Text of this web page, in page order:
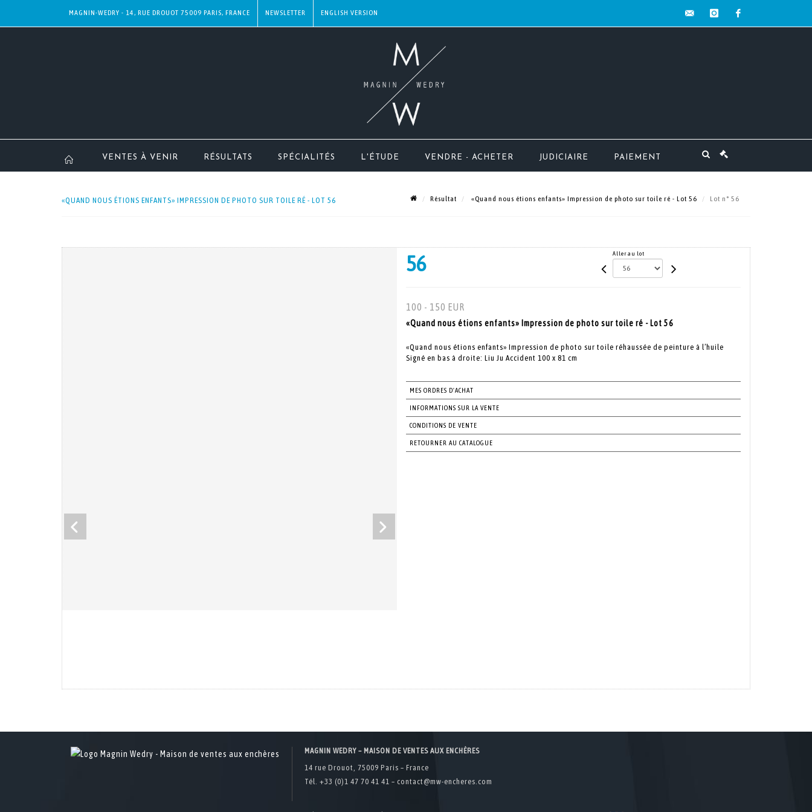
MAGNIN-WEDRY - 14, RUE DROUOT 75009 PARIS, FRANCE NEWSLETTER
VENTES À VENIR RÉSULTATS SPÉCIALITÉS L'ÉTUDE VENDRE - ACHETER JUDICIAIRE PAIEMENT
«QUAND NOUS ÉTIONS ENFANTS» IMPRESSION DE PHOTO SUR TOILE RÉ - LOT 56 Résultat «Quand nous étions enfants» Impression de photo sur toile ré - Lot 56 Lot n° 56
56 Aller au lot
100 - 150 EUR
«Quand nous étions enfants» Impression de photo sur toile ré - Lot 56
«Quand nous étions enfants» Impression de photo sur toile réhaussée de peinture à l’huile
Signé en bas à droite: Liu Ju Accident 100 x 81 cm
MES ORDRES D'ACHAT
INFORMATIONS SUR LA VENTE
CONDITIONS DE VENTE
RETOURNER AU CATALOGUE
MAGNIN WEDRY – MAISON DE VENTES AUX ENCHÈRES
14 rue Drouot, 75009 Paris – France
Tél. +33 (0)1 47 70 41 41 – contact@mw-encheres.com